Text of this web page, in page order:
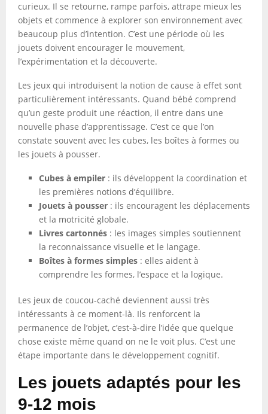
curieux. Il se retourne, rampe parfois, attrape mieux les
objets et commence à explorer son environnement avec
beaucoup plus d’intention. C’est une période où les
jouets doivent encourager le mouvement,
l’expérimentation et la découverte.
Les jeux qui introduisent la notion de cause à effet sont
particulièrement intéressants. Quand bébé comprend
qu’un geste produit une réaction, il entre dans une
nouvelle phase d’apprentissage. C’est ce que l’on
constate souvent avec les cubes, les boîtes à formes ou
les jouets à pousser.
Cubes à empiler : ils développent la coordination et
les premières notions d’équilibre.
Jouets à pousser : ils encouragent les déplacements
et la motricité globale.
Livres cartonnés : les images simples soutiennent
la reconnaissance visuelle et le langage.
Boîtes à formes simples : elles aident à
comprendre les formes, l’espace et la logique.
Les jeux de coucou-caché deviennent aussi très
intéressants à ce moment-là. Ils renforcent la
permanence de l’objet, c’est-à-dire l’idée que quelque
chose existe même quand on ne le voit plus. C’est une
étape importante dans le développement cognitif.
Les jouets adaptés pour les
9-12 mois